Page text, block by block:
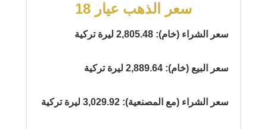
سعر الذهب عيار 18
سعر الشراء (خام): 2,805.48 ليرة تركية
سعر البيع (خام): 2,889.64 ليرة تركية
سعر الشراء (مع المصنعية): 3,029.92 ليرة تركية